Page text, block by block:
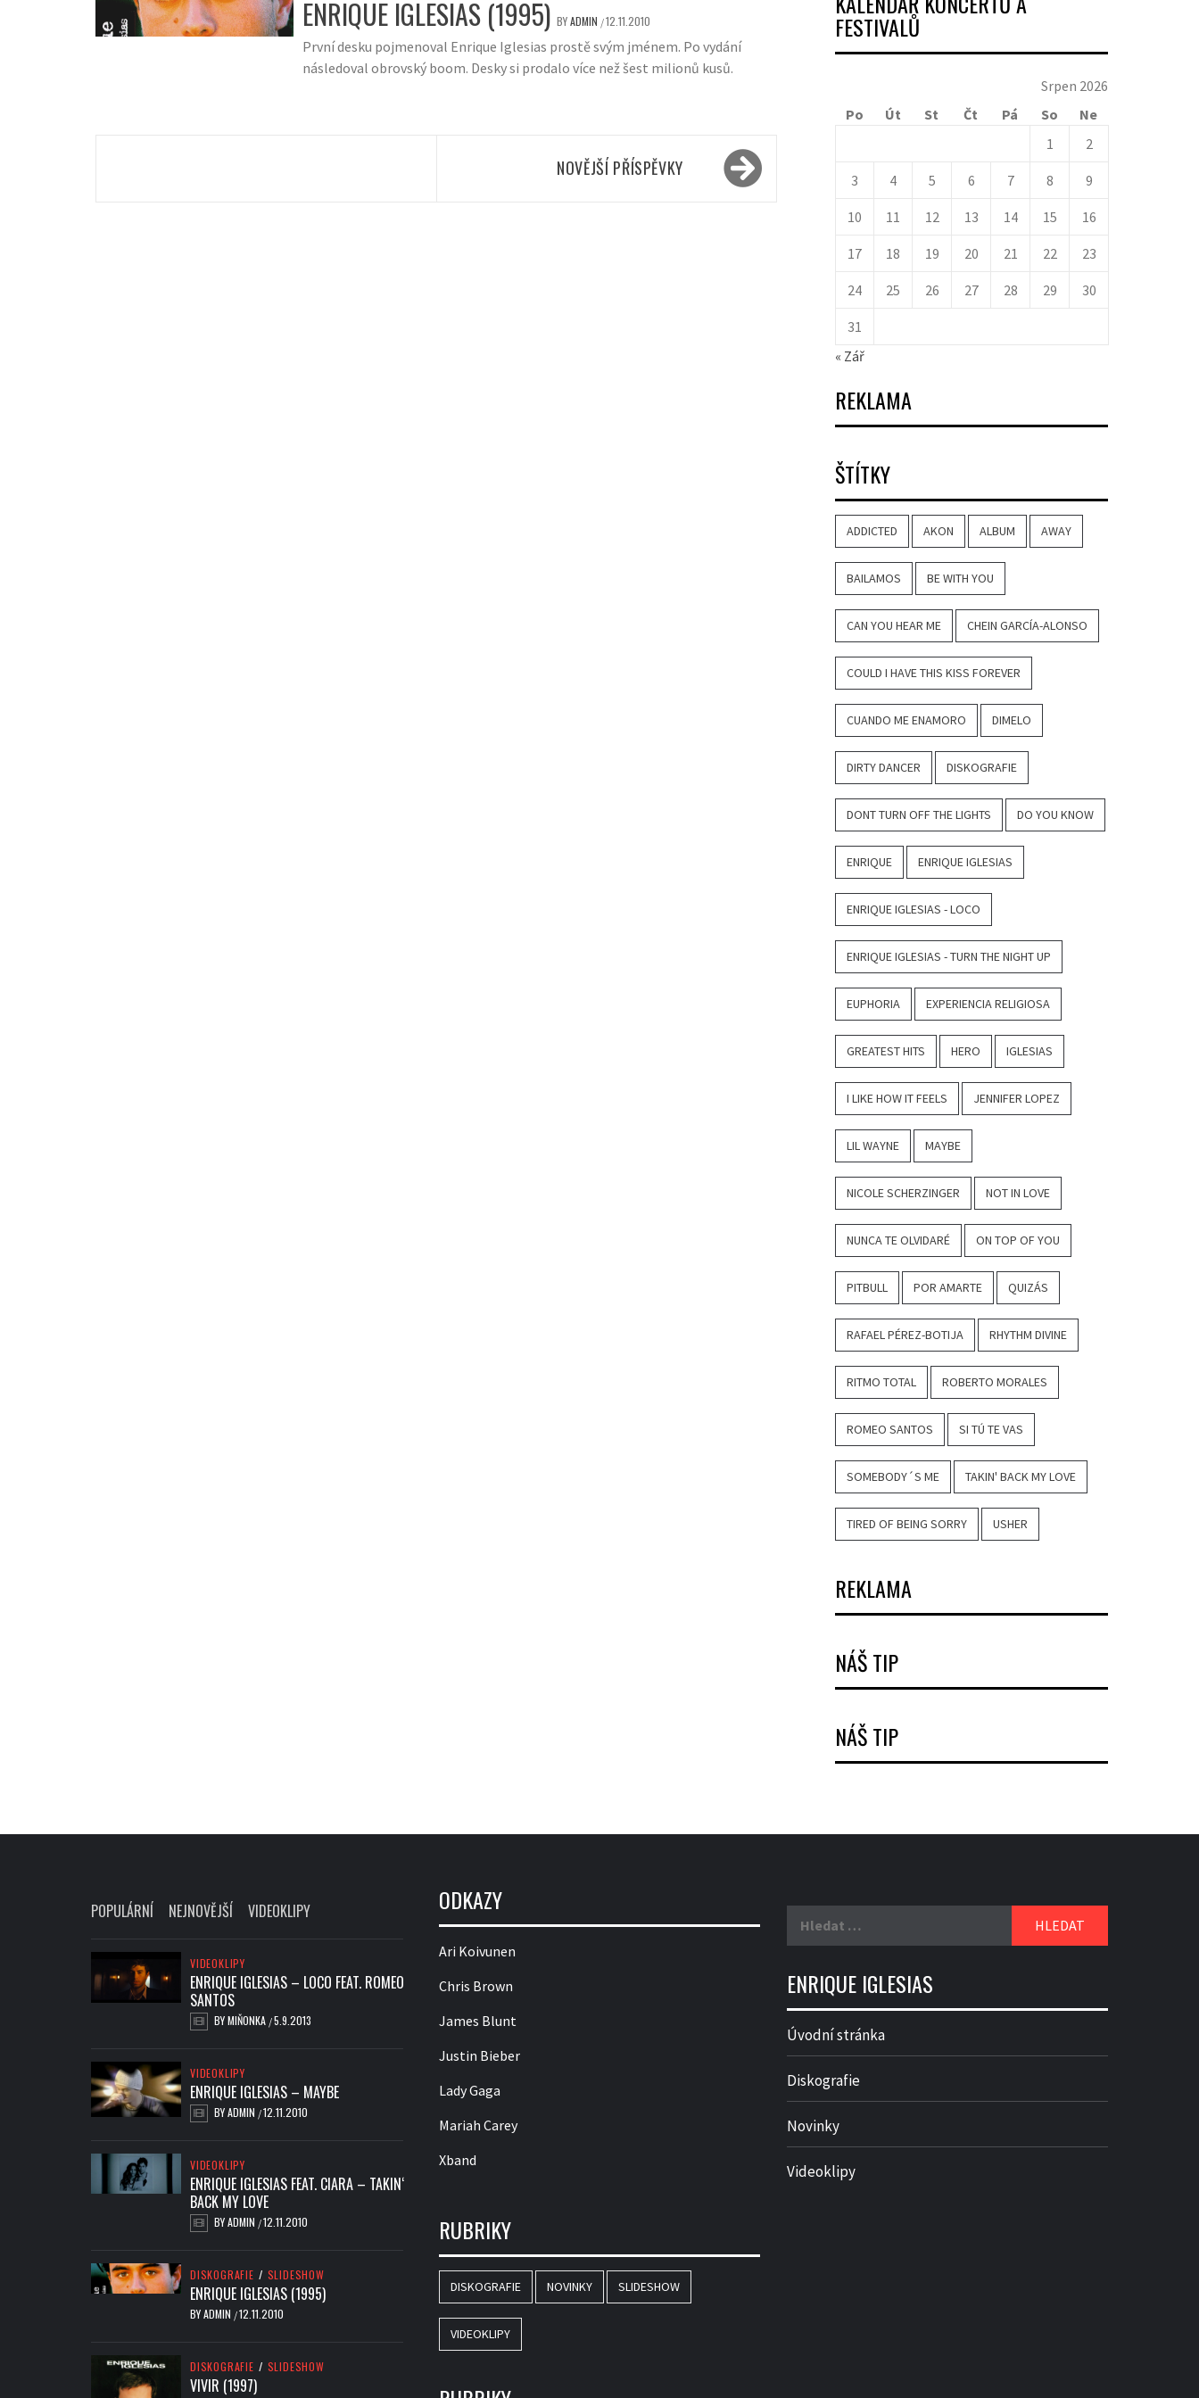
ENRIQUE IGLESIAS (1995) BYADMIN /12.11.2010
První desku pojmenoval Enrique Iglesias prostě svým jménem. Po vydání
následoval obrovský boom. Desky si prodalo více než šest milionů kusů.
NOVĚJŠÍ PŘÍSPĚVKY
FESTIVALŮ
Srpen 2026
Po
Út St Čt Pá So
Ne
1
2
3 4 5 6 7 8 9
10 11 12 13 14 15 16
17 18 19 20 21 22 23
24 25 26 27 28 29 30
31
« Zář
REKLAMA
ŠTÍTKY
ADDICTED AKON ALBUM AWAY
BAILAMOS BE WITH YOU
CAN YOU HEAR ME CHEIN GARCÍA-ALONSO
COULD I HAVE THIS KISS FOREVER
CUANDO ME ENAMORO DIMELO
DIRTY DANCER DISKOGRAFIE
DONT TURN OFF THE LIGHTS DO YOU KNOW
ENRIQUE ENRIQUE IGLESIAS
ENRIQUE IGLESIAS - LOCO
ENRIQUE IGLESIAS - TURN THE NIGHT UP
EUPHORIA EXPERIENCIA RELIGIOSA
GREATEST HITS HERO IGLESIAS
I LIKE HOW IT FEELS JENNIFER LOPEZ
LIL WAYNE MAYBE
NICOLE SCHERZINGER NOT IN LOVE
NUNCA TE OLVIDARÉ ON TOP OF YOU
PITBULL POR AMARTE QUIZÁS
RAFAEL PÉREZ-BOTIJA RHYTHM DIVINE
RITMO TOTAL ROBERTO MORALES
ROMEO SANTOS SI TÚ TE VAS
SOMEBODY´S ME TAKIN' BACK MY LOVE
TIRED OF BEING SORRY USHER
REKLAMA
NÁŠ TIP
NÁŠ TIP
POPULÁRNÍ NEJNOVĚJŠÍ VIDEOKLIPY
VIDEOKLIPY
ENRIQUE IGLESIAS – LOCO FEAT. ROMEO
SANTOS
BYMIŇONKA /5.9.2013
VIDEOKLIPY
ENRIQUE IGLESIAS – MAYBE
BYADMIN /12.11.2010
VIDEOKLIPY
ENRIQUE IGLESIAS FEAT. CIARA – TAKIN‘
BACK MY LOVE
BYADMIN /12.11.2010
DISKOGRAFIE / SLIDESHOW
ENRIQUE IGLESIAS (1995)
BYADMIN /12.11.2010
DISKOGRAFIE / SLIDESHOW
VIVIR (1997)
ODKAZY
Ari Koivunen
Chris Brown
James Blunt
Justin Bieber
Lady Gaga
Mariah Carey
Xband
RUBRIKY
DISKOGRAFIE NOVINKY SLIDESHOW
VIDEOKLIPY
ENRIQUE IGLESIAS
Úvodní stránka
Diskografie
Novinky
Videoklipy